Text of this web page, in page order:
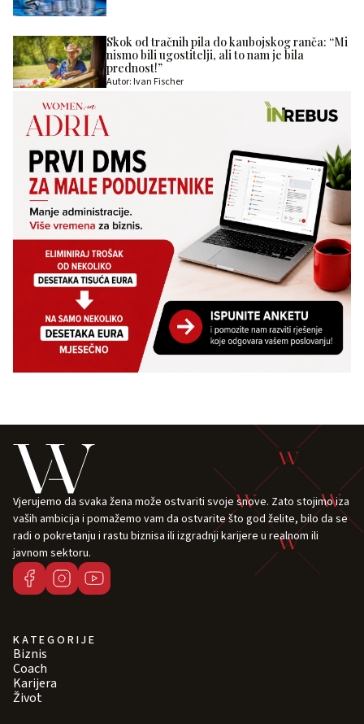
Skok od tračnih pila do kaubojskog ranča: “Mi
nismo bili ugostitelji, ali to nam je bila
prednost!”
Autor: Ivan Fischer
Vjerujemo da svaka žena može ostvariti svoje snove. Zato stojimo iza
vaših ambicija i pomažemo vam da ostvarite što god želite, bilo da se
radi o pokretanju i rastu biznisa ili izgradnji karijere u realnom ili
javnom sektoru.
KATEGORIJE
Biznis
Coach
Karijera
Život